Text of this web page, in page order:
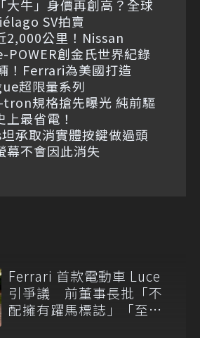
大牛」身價再創高？全球
SV拍賣
2,000公里！Nissan
POWER創金氏世界紀錄
！Ferrari為美國打造
超限量系列
規格搶先曝光 純前驅
最省電！
承取消實體按鍵做過頭
幕不會因此消失
Ferrari 首款電動車 Luce
引爭議 前董事長批「不
配擁有躍馬標誌」「至少